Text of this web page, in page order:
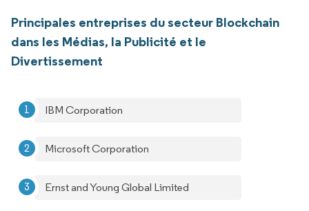
Principales entreprises du secteur Blockchain
dans les Médias, la Publicité et le
Divertissement
IBM Corporation
Microsoft Corporation
Ernst and Young Global Limited